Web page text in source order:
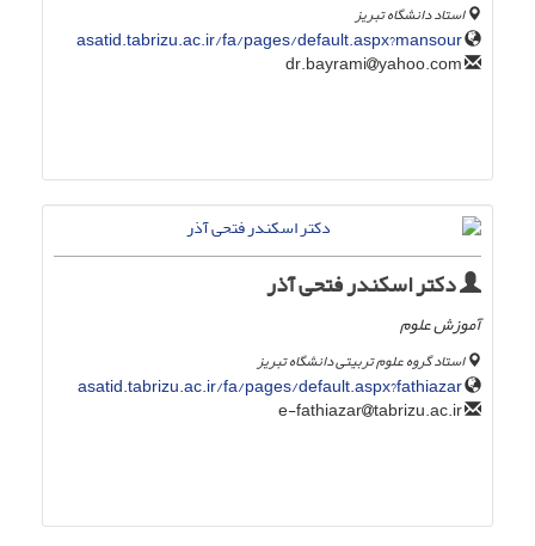
استاد دانشگاه تبریز
asatid.tabrizu.ac.ir/fa/pages/default.aspx?mansour
yahoo.com
دکتر اسکندر فتحی آذر
آموزش علوم
استاد گروه علوم تربیتی دانشگاه تبریز
asatid.tabrizu.ac.ir/fa/pages/default.aspx?fathiazar
tabrizu.ac.ir